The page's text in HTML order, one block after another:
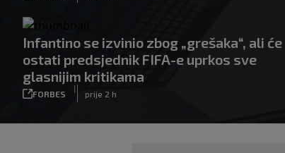
Infantino se izvinio zbog „grešaka“, ali će
ostati predsjednik FIFA-e uprkos sve
glasnijim kritikama
FORBES
|
prije 2 h